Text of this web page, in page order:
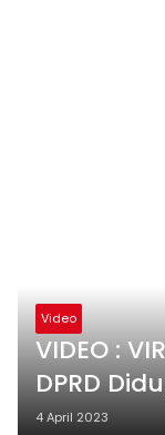
Video
VIDEO :
DPRD
Milik
4 April 2023